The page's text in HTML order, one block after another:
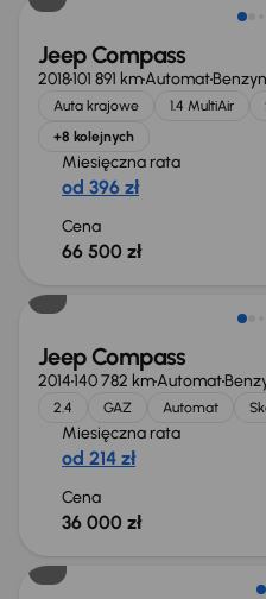
Jeep Compass
2018101 891 kmAutomat
Auta krajowe 1.4 MultiAir
+8 kolejnych
Miesięczna rata
od 396 zł
Cena
66 500 zł
Świeżo skupione
Jeep Compass
2014140 782 kmAutomat
2.4 GAZ Automat
Miesięczna rata
od 214 zł
Cena
36 000 zł